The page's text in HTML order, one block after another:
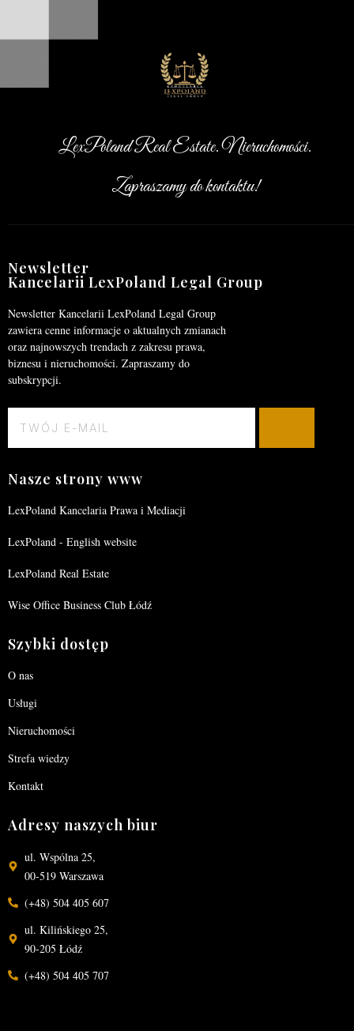
LexPoland Real Estate. Nieruchomości.
Zapraszamy do kontaktu!
Newsletter
Kancelarii LexPoland Legal Group
Newsletter Kancelarii LexPoland Legal Group
zawiera cenne informacje o aktualnych zmianach
oraz najnowszych trendach z zakresu prawa,
biznesu i nieruchomości. Zapraszamy do
subskrypcji.
Nasze strony www
LexPoland Kancelaria Prawa i Mediacji
LexPoland - English website
LexPoland Real Estate
Wise Office Business Club Łódź
Szybki dostęp
O nas
Usługi
Nieruchomości
Strefa wiedzy
Kontakt
Adresy naszych biur
ul. Wspólna 25,
00-519 Warszawa
(+48) 504 405 607
ul. Kilińskiego 25,
90-205 Łódź
(+48) 504 405 707